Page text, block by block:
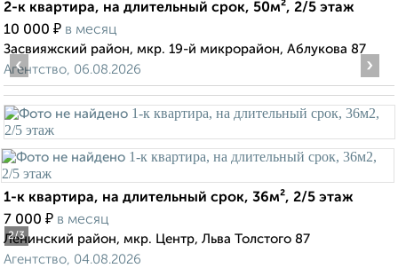
2-к квартира, на длительный срок, 50м², 2/5 этаж
10 000 ₽ в месяц
Засвияжский район, мкр. 19-й микрорайон, Аблукова 87
Агентство, 06.08.2026
2/3
‹ ›
1-к квартира, на длительный срок, 36м², 2/5 этаж
7 000 ₽ в месяц
Ленинский район, мкр. Центр, Льва Толстого 87
Агентство, 04.08.2026